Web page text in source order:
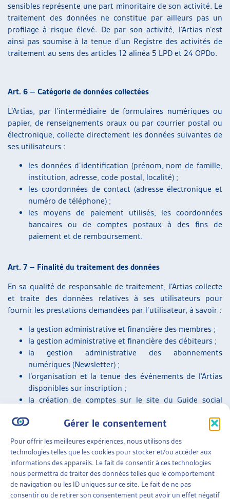
Gérer le consentement
Pour offrir les meilleures expériences, nous utilisons des
technologies telles que les cookies pour stocker et/ou accéder aux
informations des appareils. Le fait de consentir à ces technologies
nous permettra de traiter des données telles que le comportement
de navigation ou les ID uniques sur ce site. Le fait de ne pas
consentir ou de retirer son consentement peut avoir un effet négatif
sensibles représente une part minoritaire de son activité. Le
traitement des données ne constitue par ailleurs pas un
profilage à risque élevé. De par son activité, l’Artias n’est
ainsi pas soumise à la tenue d’un Registre des activités de
traitement au sens des articles 12 alinéa 5 LPD et 24 OPDo.
Art. 6 – Catégorie de données collectées
L’Artias, par l’intermédiaire de formulaires numériques ou
papier, de renseignements oraux ou par courrier postal ou
électronique, collecte directement les données suivantes de
ses utilisateurs :
les données d’identification (prénom, nom de famille,
institution, adresse, code postal, localité) ;
les coordonnées de contact (adresse électronique et
numéro de téléphone) ;
les moyens de paiement utilisés, les coordonnées
bancaires ou de comptes postaux à des fins de
paiement et de remboursement.
Art. 7 – Finalité du traitement des données
En sa qualité de responsable de traitement, l’Artias collecte
et traite des données relatives à ses utilisateurs pour
fournir les prestations demandées par l’utilisateur, à savoir :
la gestion administrative et financière des membres ;
la gestion administrative et financière des débiteurs ;
la gestion administrative des abonnements
numériques (Newsletter) ;
l’organisation et la tenue des événements de l’Artias
disponibles sur inscription ;
la création de comptes sur le site du Guide social
la notification automatique des mises à jour des fiches
le traitement et la gestion des demandes effectuées
par téléphone ou envoyées par courrier postal ou
électronique ainsi que via les formulaires présents sur
le site du Guide social romand ;
l’enregistrement des traces de connexion sur les sites